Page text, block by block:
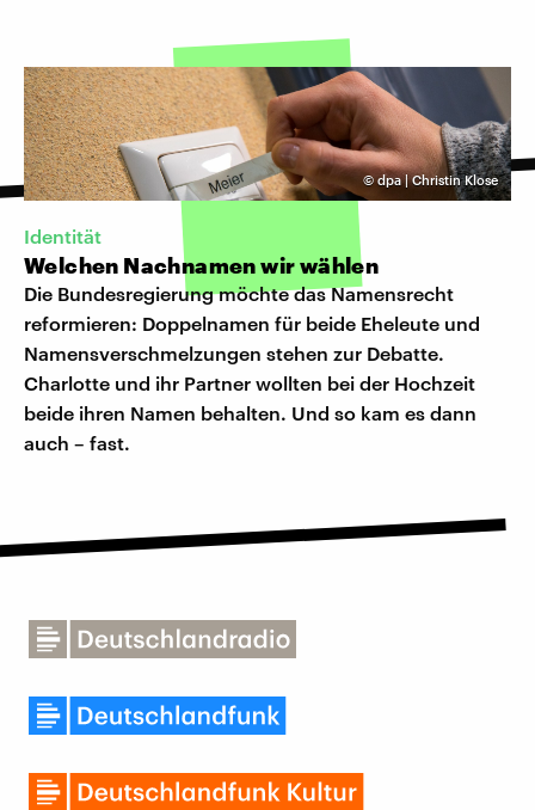
©dpa | Christin Klose
Identität
Welchen Nachnamen wir wählen
Die Bundesregierung möchte das Namensrecht
reformieren: Doppelnamen für beide Eheleute und
Namensverschmelzungen stehen zur Debatte.
Charlotte und ihr Partner wollten bei der Hochzeit
beide ihren Namen behalten. Und so kam es dann
auch – fast.